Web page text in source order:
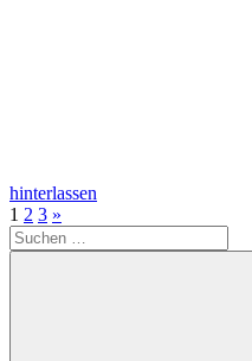
hinterlassen
Seitennummerierung
der
1 2 3 Nächste
Beiträge
»
Suchen
nach: